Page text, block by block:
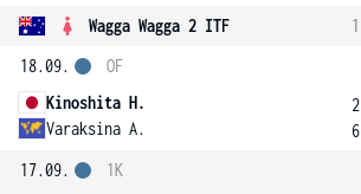
Wagga Wagga 2 ITF 1
18.09.
Kinoshita H.
Varaksina A.
OF
2
6
17.09.
1K